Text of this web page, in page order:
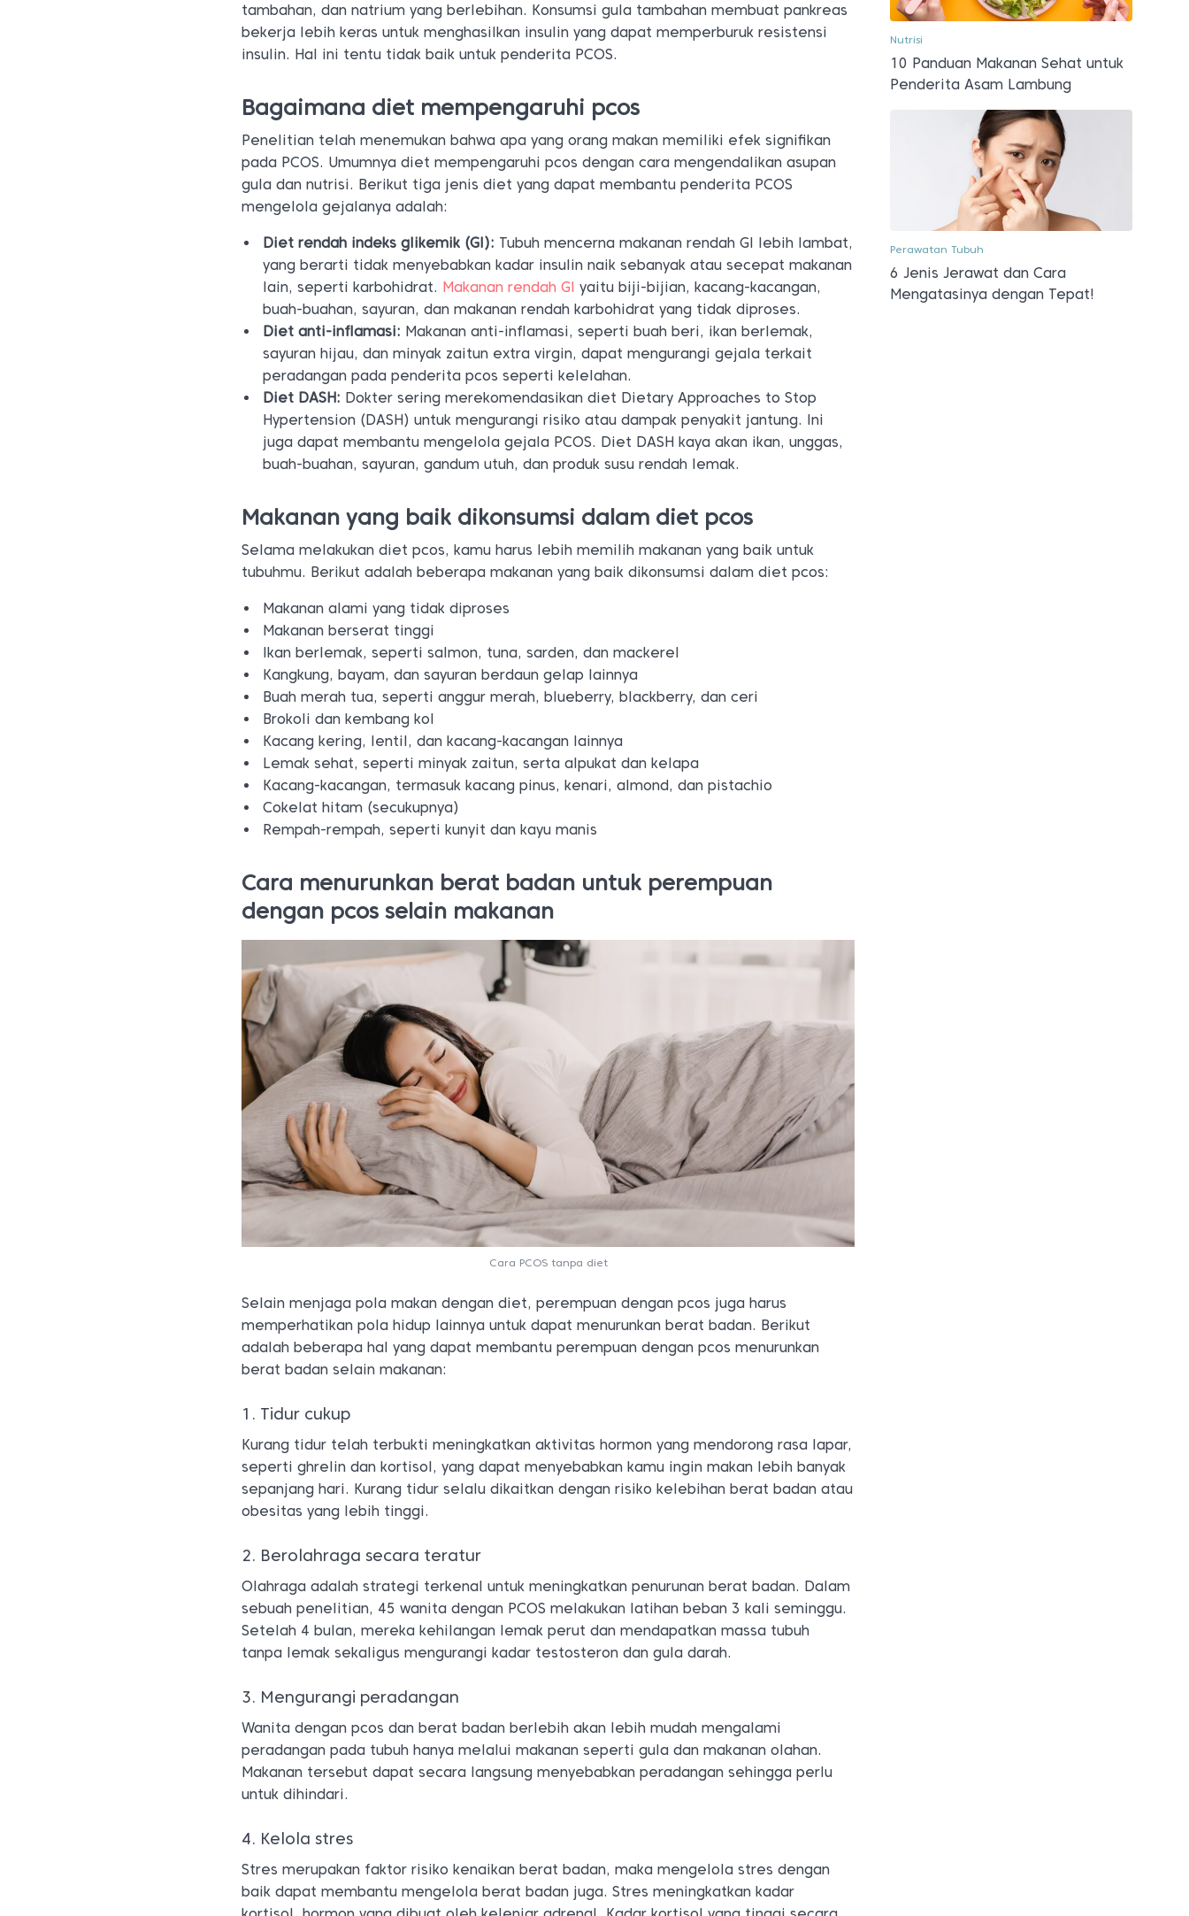
tambahan, dan natrium yang berlebihan. Konsumsi gula tambahan membuat pankreas
bekerja lebih keras untuk menghasilkan insulin yang dapat memperburuk resistensi
insulin. Hal ini tentu tidak baik untuk penderita PCOS.
Bagaimana diet mempengaruhi pcos
Penelitian telah menemukan bahwa apa yang orang makan memiliki efek signifikan
pada PCOS. Umumnya diet mempengaruhi pcos dengan cara mengendalikan asupan
gula dan nutrisi. Berikut tiga jenis diet yang dapat membantu penderita PCOS
mengelola gejalanya adalah:
Diet rendah indeks glikemik (GI): Tubuh mencerna makanan rendah GI lebih lambat,
yang berarti tidak menyebabkan kadar insulin naik sebanyak atau secepat makanan
lain, seperti karbohidrat. Makanan rendah GI yaitu biji-bijian, kacang-kacangan,
buah-buahan, sayuran, dan makanan rendah karbohidrat yang tidak diproses.
Diet anti-inflamasi: Makanan anti-inflamasi, seperti buah beri, ikan berlemak,
sayuran hijau, dan minyak zaitun extra virgin, dapat mengurangi gejala terkait
peradangan pada penderita pcos seperti kelelahan.
Diet DASH: Dokter sering merekomendasikan diet Dietary Approaches to Stop
Hypertension (DASH) untuk mengurangi risiko atau dampak penyakit jantung. Ini
juga dapat membantu mengelola gejala PCOS. Diet DASH kaya akan ikan, unggas,
buah-buahan, sayuran, gandum utuh, dan produk susu rendah lemak.
Makanan yang baik dikonsumsi dalam diet pcos
Selama melakukan diet pcos, kamu harus lebih memilih makanan yang baik untuk
tubuhmu. Berikut adalah beberapa makanan yang baik dikonsumsi dalam diet pcos:
Makanan alami yang tidak diproses
Makanan berserat tinggi
Ikan berlemak, seperti salmon, tuna, sarden, dan mackerel
Kangkung, bayam, dan sayuran berdaun gelap lainnya
Buah merah tua, seperti anggur merah, blueberry, blackberry, dan ceri
Brokoli dan kembang kol
Kacang kering, lentil, dan kacang-kacangan lainnya
Lemak sehat, seperti minyak zaitun, serta alpukat dan kelapa
Kacang-kacangan, termasuk kacang pinus, kenari, almond, dan pistachio
Cokelat hitam (secukupnya)
Rempah-rempah, seperti kunyit dan kayu manis
Cara menurunkan berat badan untuk perempuan
dengan pcos selain makanan
Cara PCOS tanpa diet
Selain menjaga pola makan dengan diet, perempuan dengan pcos juga harus
memperhatikan pola hidup lainnya untuk dapat menurunkan berat badan. Berikut
adalah beberapa hal yang dapat membantu perempuan dengan pcos menurunkan
berat badan selain makanan:
1. Tidur cukup
Kurang tidur telah terbukti meningkatkan aktivitas hormon yang mendorong rasa lapar,
seperti ghrelin dan kortisol, yang dapat menyebabkan kamu ingin makan lebih banyak
sepanjang hari. Kurang tidur selalu dikaitkan dengan risiko kelebihan berat badan atau
obesitas yang lebih tinggi.
2. Berolahraga secara teratur
Olahraga adalah strategi terkenal untuk meningkatkan penurunan berat badan. Dalam
sebuah penelitian, 45 wanita dengan PCOS melakukan latihan beban 3 kali seminggu.
Setelah 4 bulan, mereka kehilangan lemak perut dan mendapatkan massa tubuh
tanpa lemak sekaligus mengurangi kadar testosteron dan gula darah.
3. Mengurangi peradangan
Wanita dengan pcos dan berat badan berlebih akan lebih mudah mengalami
peradangan pada tubuh hanya melalui makanan seperti gula dan makanan olahan.
Makanan tersebut dapat secara langsung menyebabkan peradangan sehingga perlu
untuk dihindari.
4. Kelola stres
Stres merupakan faktor risiko kenaikan berat badan, maka mengelola stres dengan
baik dapat membantu mengelola berat badan juga. Stres meningkatkan kadar
Nutrisi
10 Panduan Makanan Sehat untuk
Penderita Asam Lambung
Perawatan Tubuh
6 Jenis Jerawat dan Cara
Mengatasinya dengan Tepat!